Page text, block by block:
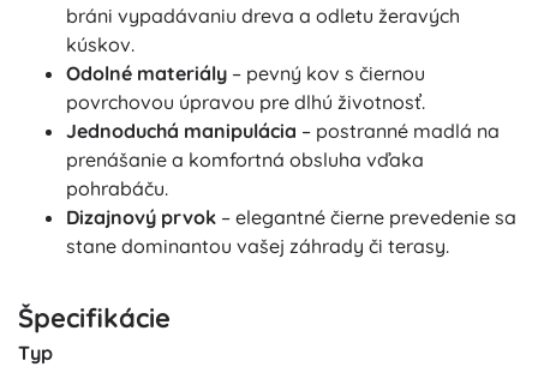
bráni vypadávaniu dreva a odletu žeravých
kúskov.
Odolné materiály – pevný kov s čiernou
povrchovou úpravou pre dlhú životnosť.
Jednoduchá manipulácia – postranné madlá na
prenášanie a komfortná obsluha vďaka
pohrabáču.
Dizajnový prvok – elegantné čierne prevedenie sa
stane dominantou vašej záhrady či terasy.
Špecifikácie
Typ